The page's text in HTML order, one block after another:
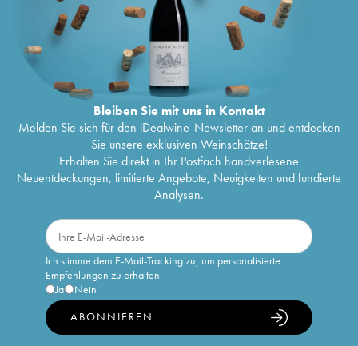
Bleiben Sie mit uns in Kontakt
Melden Sie sich für den iDealwine-Newsletter an und entdecken
Sie unsere exklusiven Weinschätze!
Erhalten Sie direkt in Ihr Postfach handverlesene
Neuentdeckungen, limitierte Angebote, Neuigkeiten und fundierte
Analysen.
Ich stimme dem E-Mail-Tracking zu, um personalisierte
Empfehlungen zu erhalten
Ja
Nein
ABONNIEREN